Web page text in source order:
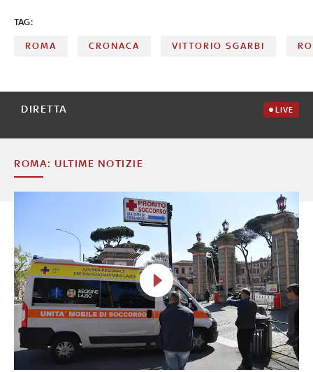
TAG:
ROMA CRONACA VITTORIO SGARBI
DIRETTA LIVE
ROMA: ULTIME NOTIZIE